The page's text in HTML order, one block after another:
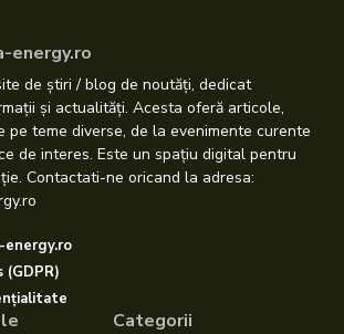
energy.ro
de știri / blog de noutăți, dedicat
și actualități. Acesta oferă articole,
pe teme diverse, de la evenimente curente
de interes. Este un spațiu digital pentru
Contactati-ne oricand la adresa:
Categorii